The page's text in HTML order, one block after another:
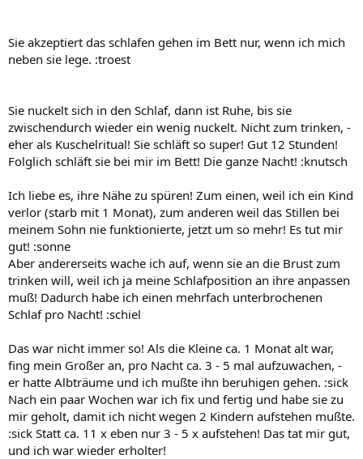
Sie akzeptiert das schlafen gehen im Bett nur, wenn ich mich
neben sie lege. :troest
Sie nuckelt sich in den Schlaf, dann ist Ruhe, bis sie
zwischendurch wieder ein wenig nuckelt. Nicht zum trinken, -
eher als Kuschelritual! Sie schläft so super! Gut 12 Stunden!
Folglich schläft sie bei mir im Bett! Die ganze Nacht! :knutsch
Ich liebe es, ihre Nähe zu spüren! Zum einen, weil ich ein Kind
verlor (starb mit 1 Monat), zum anderen weil das Stillen bei
meinem Sohn nie funktionierte, jetzt um so mehr! Es tut mir
gut! :sonne
Aber andererseits wache ich auf, wenn sie an die Brust zum
trinken will, weil ich ja meine Schlafposition an ihre anpassen
muß! Dadurch habe ich einen mehrfach unterbrochenen
Schlaf pro Nacht! :schiel
Das war nicht immer so! Als die Kleine ca. 1 Monat alt war,
fing mein Großer an, pro Nacht ca. 3 - 5 mal aufzuwachen, -
er hatte Albträume und ich mußte ihn beruhigen gehen. :sick
Nach ein paar Wochen war ich fix und fertig und habe sie zu
mir geholt, damit ich nicht wegen 2 Kindern aufstehen mußte.
:sick Statt ca. 11 x eben nur 3 - 5 x aufstehen! Das tat mir gut,
und ich war wieder erholter!